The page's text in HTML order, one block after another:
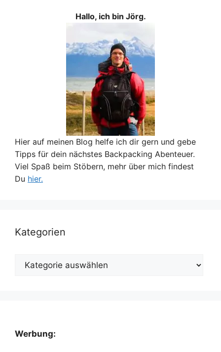
Hallo, ich bin Jörg.
Hier auf meinen Blog helfe ich dir gern und gebe
Tipps für dein nächstes Backpacking Abenteuer.
Viel Spaß beim Stöbern, mehr über mich findest
Du hier.
Kategorien
Kategorien
Werbung: